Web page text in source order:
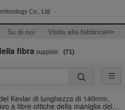
Co., Ltd
Su di noi Visita alla fabbrica>>
fibra supplier. (71)
Kevlar di lunghezza di 140mm,
a fibre ottiche della maniglia del